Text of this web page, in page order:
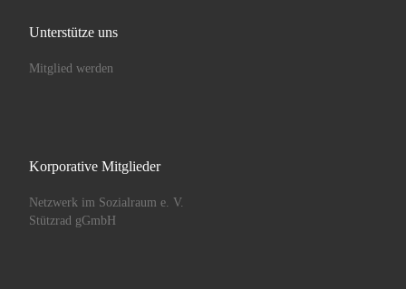
Unterstütze uns
Mitglied werden
Korporative Mitglieder
Netzwerk im Sozialraum e. V.
Stützrad gGmbH